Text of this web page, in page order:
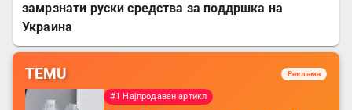
замрзнати руски средства за поддршка на
Украина
TEMU Реклама
#1 Најпродаван артикл